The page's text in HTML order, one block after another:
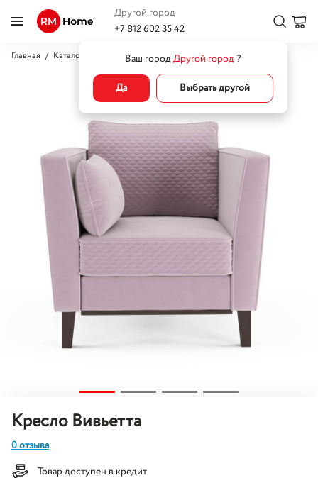
Другой город
+7 812 602 35 42
Ваш городДругой город?
Да Выбрать другой
Главная Каталог Кресла-кровати Кресло Вивьетта
Кресло Вивьетта
0 отзыва
Товар доступен в кредит